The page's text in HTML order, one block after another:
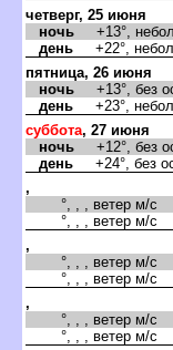
четверг, 25 июня
ночь +13°,
день +22°,
пятница, 26 июня
ночь +13°, без
день +23°,
суббота, 27 июня
ночь +12°, без
день +24°, без
,
°, , , ветер м/с
°, , , ветер м/с
,
°, , , ветер м/с
°, , , ветер м/с
,
°, , , ветер м/с
°, , , ветер м/с